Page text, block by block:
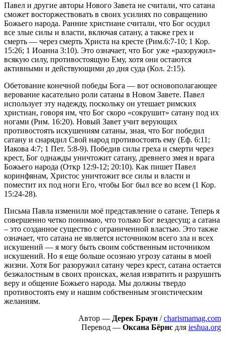
Павел и другие авторы Нового Завета не считали, что сатана
сможет восторжествовать в своих усилиях по совращению
Божьего народа. Ранние христиане считали, что Бог осудил
все злые силы и власти, включая сатану, а также грех и
смерть — через смерть Христа на кресте (Рим.6:7-10; 1 Кор.
15:26; 1 Иоанна 3:10). Это означает, что Бог уже «разоружил»
всякую силу, противостоящую Ему, хотя они остаются
активными и действующими до дня суда (Кол. 2:15).
Обетование конечной победы Бога — вот основополагающее
верование касательно роли сатаны в Новом Завете. Павел
использует эту надежду, поскольку он утешает римских
христиан, говоря им, что Бог скоро «сокрушит» сатану под их
ногами (Рим. 16:20). Новый Завет учит верующих
противостоять искушениям сатаны, зная, что Бог победил
сатану и снарядил Свой народ противостоять ему (Еф. 6:11;
Иакова 4:7; 1 Пет. 5:8-9). Победив силы греха и смерти через
крест, Бог однажды уничтожит сатану, древнего змея и врага
Божьего народа (Откр 12:9-12; 20:10). Как пишет Павел
коринфянам, Христос уничтожит все силы и власти и
поместит их под ноги Его, чтобы Бог был все во всем (1 Кор.
15:24-28).
Письма Павла изменили моё представление о сатане. Теперь я
совершенно четко понимаю, что только Бог вездесущ; а сатана
– это созданное существо с ограниченной властью. Это также
означает, что сатана не является источником всего зла и всех
искушений — я могу быть своим собственным источником
искушений. Но я еще больше осознаю угрозу сатаны в моей
жизни. Хотя Бог разоружил сатану через крест, сатана остается
безжалостным в своих происках, желая извратить и разрушить
веру и общение Божьего народа. Мы должны твердо
противостоять ему и нашим собственным эгоистическим
желаниям.
Автор — Дерек Браун /charismamag.com
Перевод — Оксана Бёрнс для ieshua.org